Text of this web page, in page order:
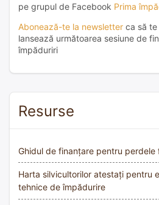
pe grupul de Facebook Prima
Abonează-te la newsletter ca să
lansează următoarea sesiune de
împăduriri
Resurse
Ghidul de finanțare pentru
Harta silvicultorilor atestați pentru
tehnice de împădurire